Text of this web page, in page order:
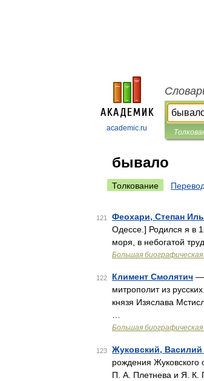
academic.ru
бывало
Толкование Перевод
121 Феохари, Степан
Одессе.] Родился я в
моря, в небогатой
Большая биографическая
122 Климент Смолятич —
митрополит из
князя Изяслава
Большая биографическая
123 Жуковский,
рождения Жуковского
П. А. Плетнева и Я. К.